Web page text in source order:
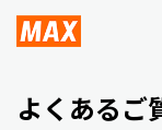
よくあるご